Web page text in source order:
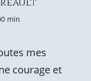
min
mes
courage et